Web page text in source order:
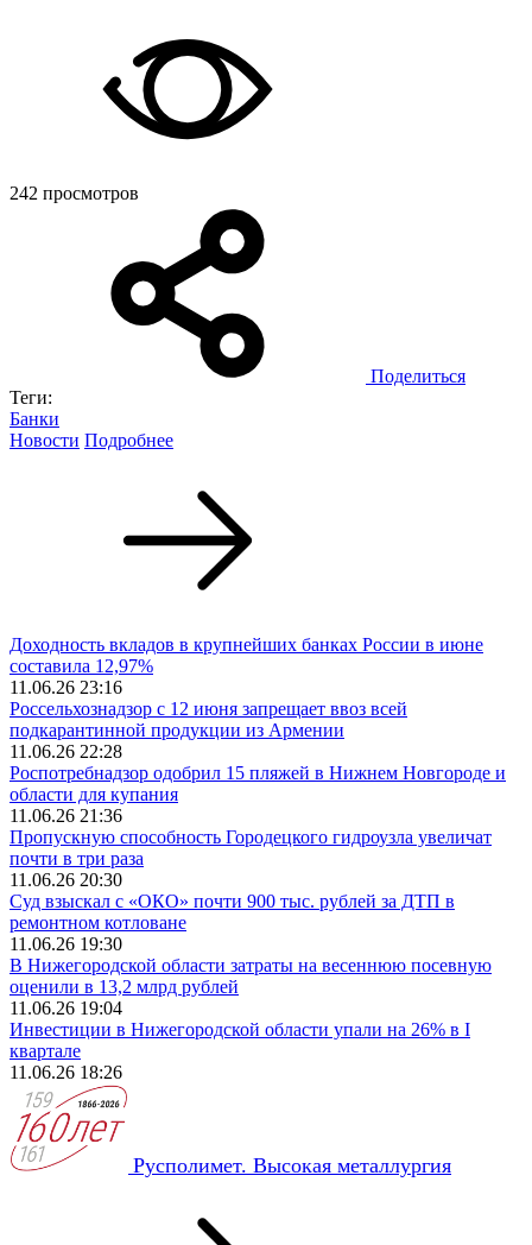
242 просмотров
Поделиться
Теги:
Банки
Новости Подробнее
Доходность вкладов в крупнейших банках России в июне
составила 12,97%
11.06.26 23:16
Россельхознадзор с 12 июня запрещает ввоз всей
подкарантинной продукции из Армении
11.06.26 22:28
Роспотребнадзор одобрил 15 пляжей в Нижнем Новгороде и
области для купания
11.06.26 21:36
Пропускную способность Городецкого гидроузла увеличат
почти в три раза
11.06.26 20:30
Суд взыскал с «ОКО» почти 900 тыс. рублей за ДТП в
ремонтном котловане
11.06.26 19:30
В Нижегородской области затраты на весеннюю посевную
оценили в 13,2 млрд рублей
11.06.26 19:04
Инвестиции в Нижегородской области упали на 26% в I
квартале
11.06.26 18:26
Русполимет. Высокая металлургия